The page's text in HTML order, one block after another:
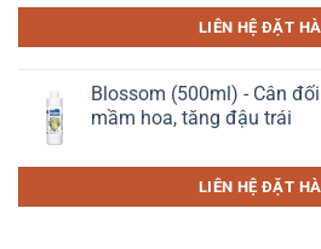
LIÊN HỆ ĐẶT
Blossom (500ml) - Cân
mầm hoa, tăng đậu trái
LIÊN HỆ ĐẶT